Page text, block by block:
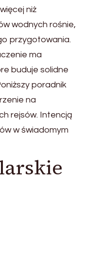
niż
wodnych rośnie,
przygotowania.
ma
buduje solidne
poradnik
na
rejsów. Intencją
w świadomym